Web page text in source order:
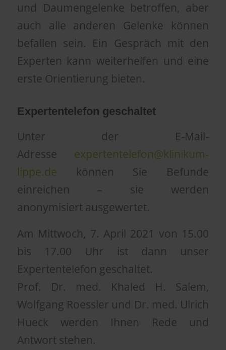
und Daumengelenke betroffen, aber
auch alle anderen Gelenke können
befallen sein. Ein Gespräch mit den
Experten kann weiterhelfen und eine
erste Orientierung bieten.
Expertentelefon geschaltet
Unter der E-Mail-
Adresse expertentelefon@klinikum-
lippe.de können Sie Befunde
einreichen – sie werden
anonymisiert ausgewertet.
Am Mittwoch, 7. April 2021 von 15.00
bis 17.00 Uhr ist dann unser
Expertentelefon geschaltet.
Prof. Dr. med. Khaled H. Salem,
Wolfgang Roessler und Dr. med. Ulrich
Hueck werden Ihnen Rede und
Antwort stehen.